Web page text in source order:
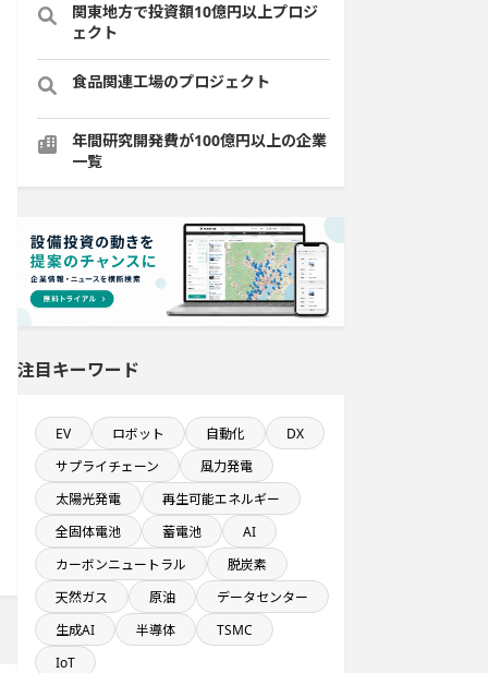
関東地方で投資額10億円以上プロジ
ェクト
食品関連工場のプロジェクト
年間研究開発費が100億円以上の企業
一覧
直近3か月以内に着手する設備新設計
画
既に100億円以上の支払いが終了した
設備新設計画
直近3か月以内に着工プロジェクト
売上高が100億円以上の企業一覧
年間設備投資額が100億円以上の企業
一覧
注目キーワード
EV ロボット 自動化
DX
サプライチェーン
風力発電
太陽光発電
再生可能エネルギー
全固体電池
蓄電池
AI
カーボンニュートラル
脱炭素
天然ガス
原油
データセンター
生成AI
半導体
TSMC
IoT